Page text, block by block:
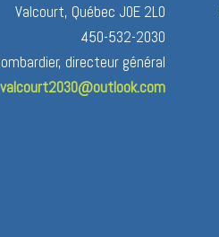
Valcourt, Québec J0E 2L0
450-532-2030
directeur général
valcourt2030@outlook.com